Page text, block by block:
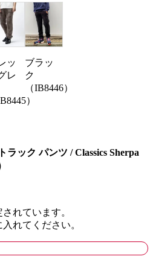
ッ
レ
）
ブラッ
ク
（IB8446）
ラック パンツ / Classics Sherpa
れています。
れてください。